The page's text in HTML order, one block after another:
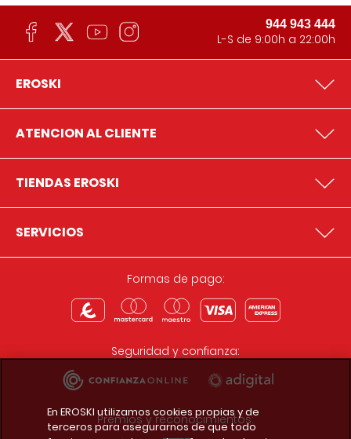
944 943 444
L-S de 9:00h a 22:00h
EROSKI
ATENCION AL CLIENTE
TIENDAS EROSKI
SERVICIOS
Formas de pago:
Seguridad y confianza:
Premios y reconocimientos:
En EROSKI utilizamos cookies propias y de
terceros para asegurarnos de que todo